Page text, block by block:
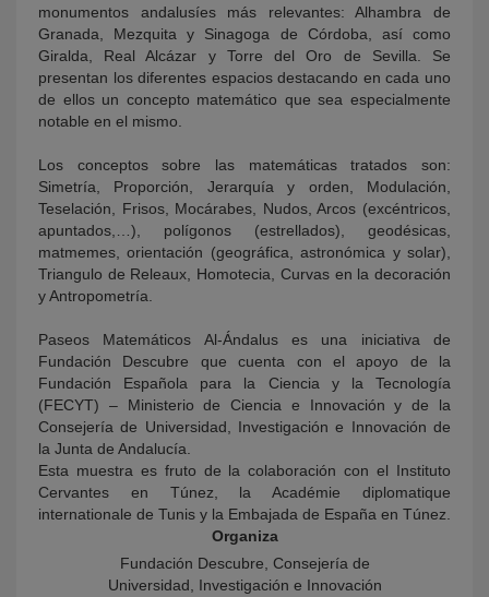
monumentos andalusíes más relevantes: Alhambra de
Granada, Mezquita y Sinagoga de Córdoba, así como
Giralda, Real Alcázar y Torre del Oro de Sevilla. Se
presentan los diferentes espacios destacando en cada uno
de ellos un concepto matemático que sea especialmente
notable en el mismo.
Los conceptos sobre las matemáticas tratados son:
Simetría, Proporción, Jerarquía y orden, Modulación,
Teselación, Frisos, Mocárabes, Nudos, Arcos (excéntricos,
apuntados,…), polígonos (estrellados), geodésicas,
matmemes, orientación (geográfica, astronómica y solar),
Triangulo de Releaux, Homotecia, Curvas en la decoración
y Antropometría.
Paseos Matemáticos Al-Ándalus es una iniciativa de
Fundación Descubre que cuenta con el apoyo de la
Fundación Española para la Ciencia y la Tecnología
(FECYT) – Ministerio de Ciencia e Innovación y de la
Consejería de Universidad, Investigación e Innovación de
la Junta de Andalucía.
Esta muestra es fruto de la colaboración con el Instituto
Cervantes en Túnez, la Académie diplomatique
internationale de Tunis y la Embajada de España en Túnez.
Organiza
Fundación Descubre, Consejería de
Universidad, Investigación e Innovación